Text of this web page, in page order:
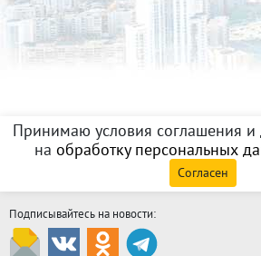
Принимаю условия соглашения и
на обработку персональных
Согласен
Подписывайтесь на новости: